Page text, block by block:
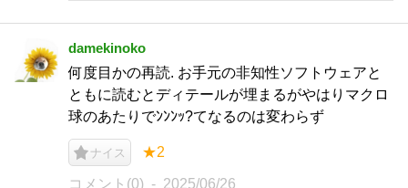
damekinoko
何度目かの再読. お手元の非知性ソフトウェアと
ともに読むとディテールが埋まるがやはりマクロ
球のあたりでﾝﾝﾝｯ?てなるのは変わらず
ナイス ★2
コメント(0) 2025/06/26